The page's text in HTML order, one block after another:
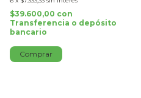
$39.600,00 con
Transferencia o depósito
bancario
Comprar